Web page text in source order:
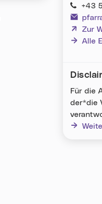
+43
Zur
(neues
Alle
Für die
der*die